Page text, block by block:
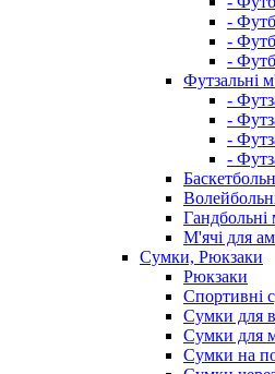
-
-
-
Футзальні
-
-
-
-
Гандбольні
М'ячі для
Сумки, Рюкзаки
Рюкзаки
Спортивні
Сумки для
Сумки для
Сумки на